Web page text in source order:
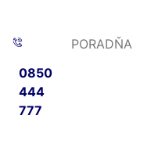
0850
444
777
PORADŇA